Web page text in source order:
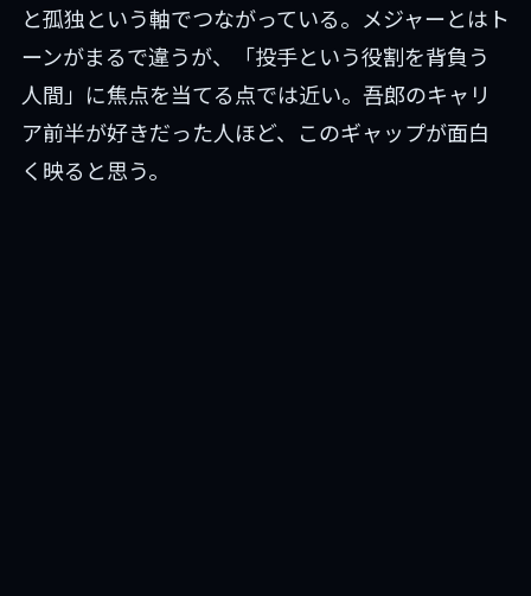
と孤独という軸でつながっている。メジャーとはト
ーンがまるで違うが、「投手という役割を背負う
人間」に焦点を当てる点では近い。吾郎のキャリ
ア前半が好きだった人ほど、このギャップが面白
く映ると思う。